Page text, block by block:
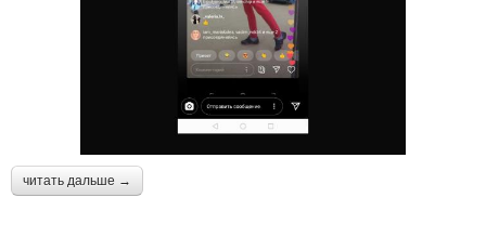
читать дальше →